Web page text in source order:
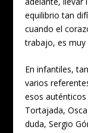
equilibrio tan
cuando el
trabajo, es muy
En infantiles,
varios
esos
Tortajada,
duda, Sergio